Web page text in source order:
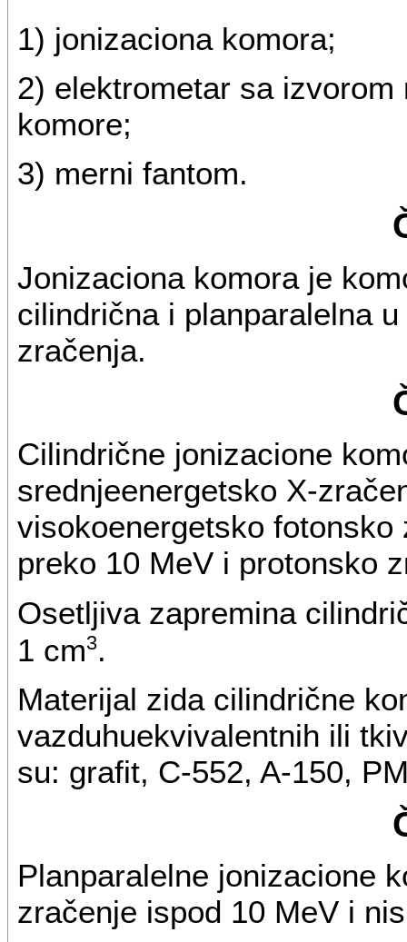
1) jonizaciona komora;
2) elektrometar sa
komore;
3) merni fantom.
Jonizaciona komora je
cilindrična i planparalelna
zračenja.
Cilindrične jonizacione
srednjeenergetsko X-
visokoenergetsko
preko 10 MeV i protonsko
Osetljiva zapremina
1 cm3.
Materijal zida cilindrične
vazduhuekvivalentnih ili
su: grafit, C-552, A-150,
Planparalelne jonizacione
zračenje ispod 10 MeV i